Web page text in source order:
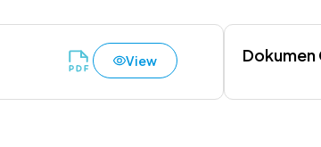
View Dokumen